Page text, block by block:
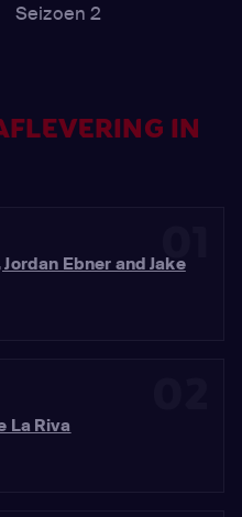
Seizoen 2
IN
01
Ebner and Jake
La Riva